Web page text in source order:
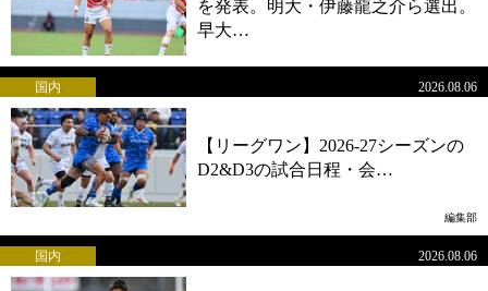
を発表。明大・伊藤龍之介ら選出。
早大…
【リーグワン】2026-27シーズンの
D2&D3の試合日程・会…
国内 2026.08.06
編集部
国内 2026.08.06